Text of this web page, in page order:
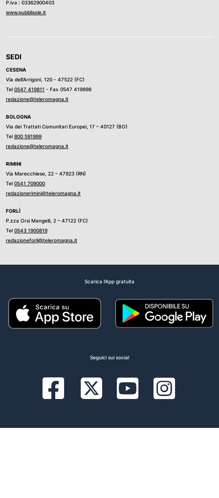
P.iva : 03362900403
www.pubblisole.it
SEDI
CESENA
Via dell’Arrigoni, 120 - 47522 (FC)
Tel 0547 419811 - Fax 0547 419898
redazione@teleromagna.it
BOLOGNA
Via dei Trattati Comunitari Europei, 17 – 40127 (BO)
Tel 800 591999
redazione@teleromagna.it
RIMINI
Via Marecchiese, 22 – 47923 (RN)
Tel 0541 709000
redazionerimini@teleromagna.it
FORLÌ
P.zza Orsi Mangelli, 2 – 47122 (FC)
Tel 0543 1900819
redazioneforli@teleromagna.it
Scarica l'App gratuita
Seguici sui social